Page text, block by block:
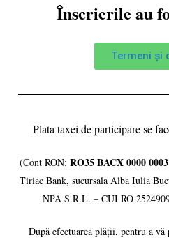
Înscrierile au
Termeni și
Plata taxei de participare se
(Cont RON: RO35 BACX 0000
Tiriac Bank, sucursala Alba Iulia
NPA S.R.L. – CUI RO
După efectuarea plății, pentru a